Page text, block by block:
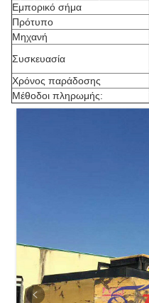
Εμπορικό σήμα
Πρότυπο
Μηχανή
Συσκευασία
Χρόνος παράδοσης
Μέθοδοι πληρωμής: